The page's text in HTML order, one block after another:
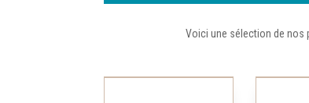
Voici une sélection de nos